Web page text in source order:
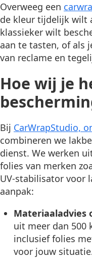
Overweeg een
de kleur tijdelijk wilt
klassieker wilt
aan te tasten, of als
van reclame en
Hoe wij je
Bij CarWrapStudio,
combineren we
dienst. We werken
folies van merken
UV-stabilisator voor
aanpak:
Materiaaladvies
uit meer dan 500
inclusief folies
voor jouw